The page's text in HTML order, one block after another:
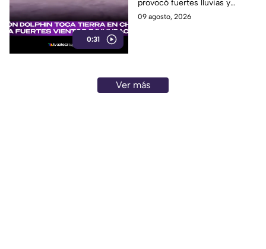
0:31
provocó fuertes lluvias y
vientos, además de alertas por
09 agosto, 2026
Ver más